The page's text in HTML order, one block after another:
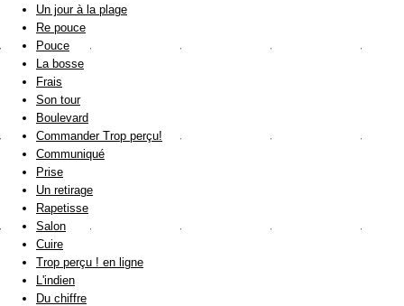
Un jour à la plage
Re pouce
Pouce
La bosse
Frais
Son tour
Boulevard
Commander Trop perçu!
Communiqué
Prise
Un retirage
Rapetisse
Salon
Cuire
Trop perçu ! en ligne
L'indien
Du chiffre